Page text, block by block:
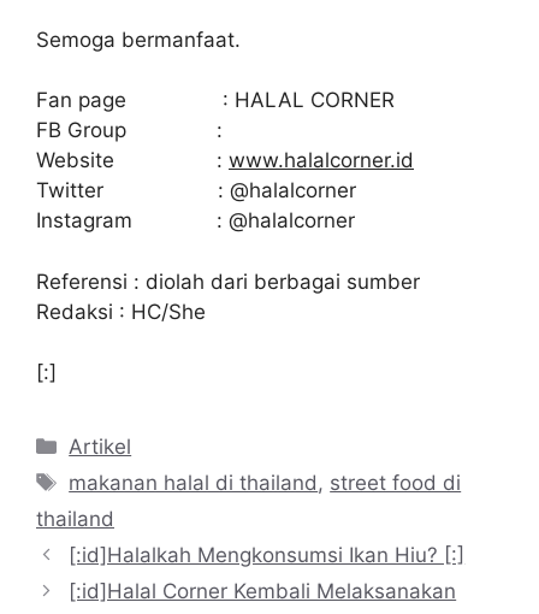
Semoga bermanfaat.
Fan page : HALAL CORNER
FB Group :
Website : www.halalcorner.id
Twitter : @halalcorner
Instagram : @halalcorner
Referensi : diolah dari berbagai sumber
Redaksi : HC/She
[:]
Kategori
Artikel
Tag
makanan halal di thailand, street food di
thailand
[:id]Halalkah Mengkonsumsi Ikan Hiu? [:]
[:id]Halal Corner Kembali Melaksanakan